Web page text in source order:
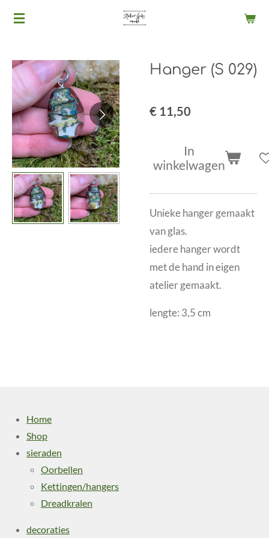
Ga
de
hoofdinhoud
Hanger (S 029)
€ 11,50
In
winkelwagen
Unieke hanger gemaakt
van glas.
iedere hanger wordt
met de hand in eigen
atelier gemaakt.
lengte: 3,5 cm
Home
Shop
sieraden
Oorbellen
Kettingen/hangers
Dreadkralen
decoraties